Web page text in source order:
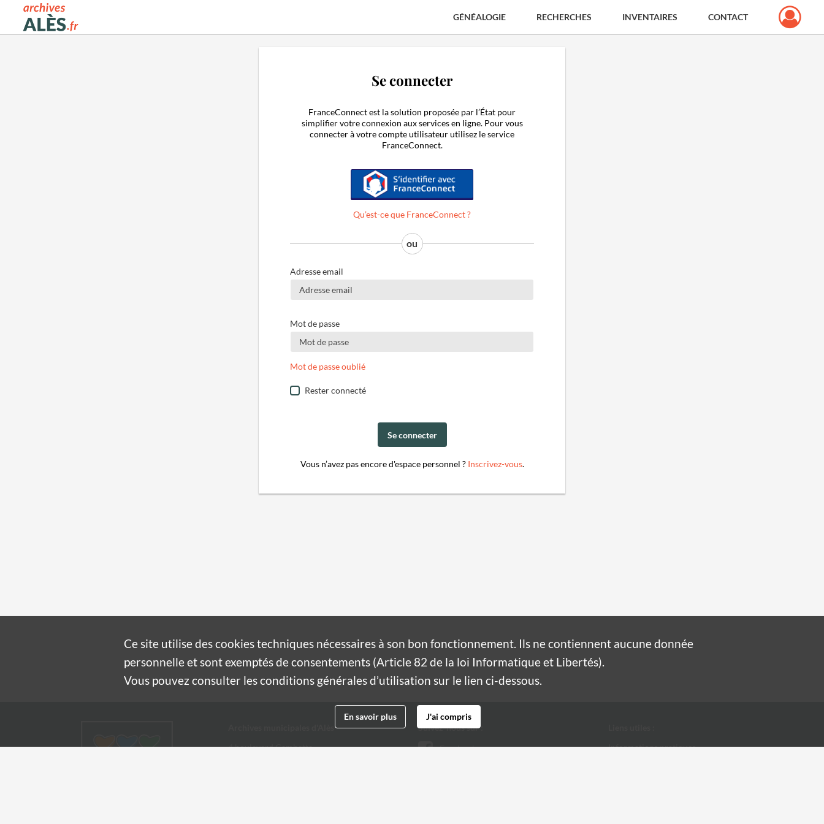
Archives municipales d'Alès GÉNÉALOGIE RECHERCHES INVENTAIRES CONTACT
Se connecter
FranceConnect est la solution proposée par l’État pour
simplifier votre connexion aux services en ligne. Pour vous
connecter à votre compte utilisateur utilisez le service
FranceConnect.
S'identifier avec FranceConnect
Qu’est-ce que FranceConnect ?
Adresse email
Mot de passe
Mot de passe oublié
Rester connecté
Se connecter
Vous n’avez pas encore d'espace personnel ? Inscrivez-vous.
4 boulevard Gambetta
Suivez-nous sur :
Facebook
Informations pratiques
Ce site utilise descookiestechniques nécessaires à son bon fonctionnement. Ils ne contiennent aucune donnée
personnelle et sont exemptés de consentements (Article 82 de la loi Informatique et Libertés).
Vous pouvez consulter les conditions générales d’utilisation sur le lien ci-dessous.
En savoir plus J'ai compris